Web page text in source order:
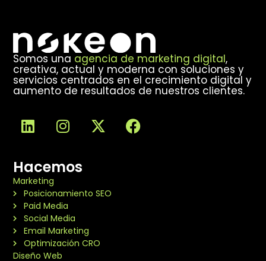
Somos una agencia de marketing digital,
creativa, actual y moderna con soluciones y
servicios centrados en el crecimiento digital y
aumento de resultados de nuestros clientes.
Hacemos
Marketing
Posicionamiento SEO
Paid Media
Social Media
Email Marketing
Optimización CRO
Diseño Web